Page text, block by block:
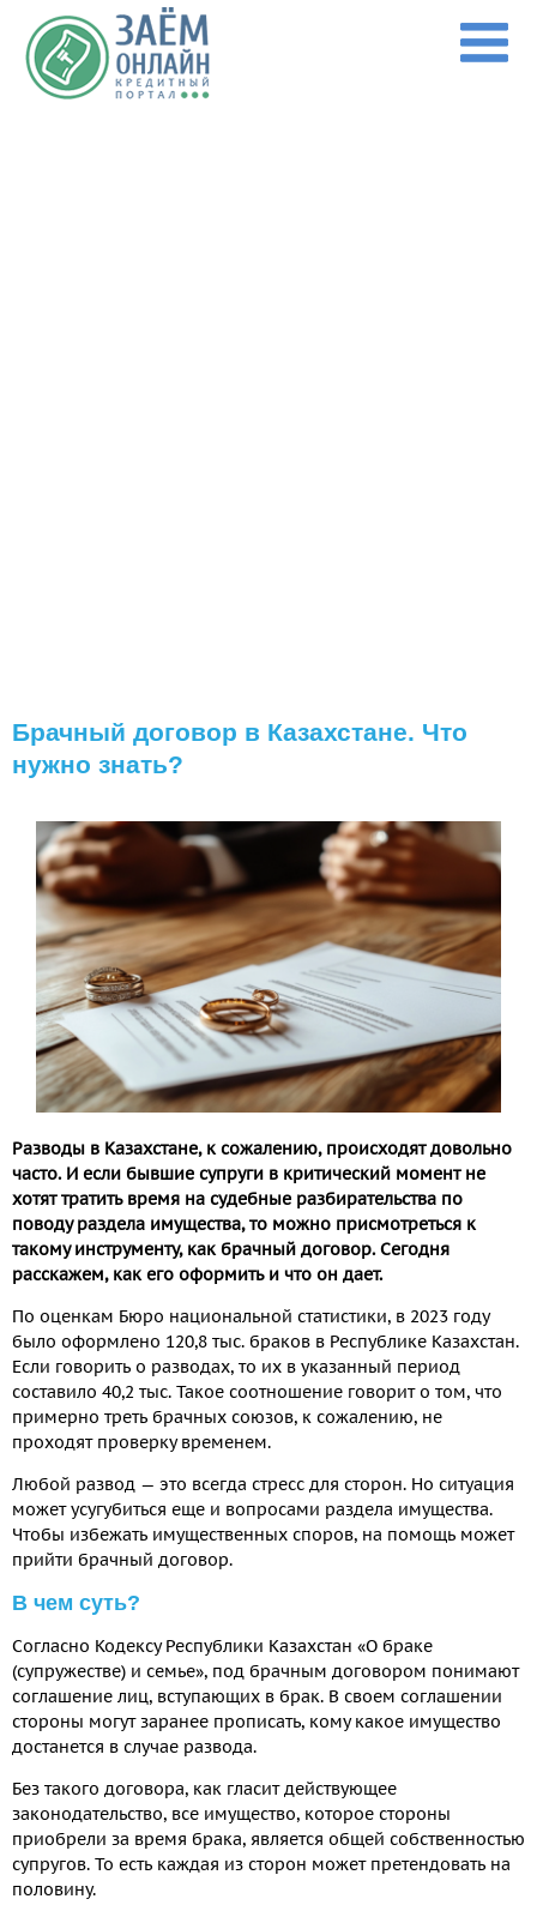
Перейти к основному содержанию
Брачный договор в Казахстане. Что
нужно знать?
Разводы в Казахстане, к сожалению, происходят довольно
часто. И если бывшие супруги в критический момент не
хотят тратить время на судебные разбирательства по
поводу раздела имущества, то можно присмотреться к
такому инструменту, как брачный договор. Сегодня
расскажем, как его оформить и что он дает.
По оценкам Бюро национальной статистики, в 2023 году
было оформлено 120,8 тыс. браков в Республике Казахстан.
Если говорить о разводах, то их в указанный период
составило 40,2 тыс. Такое соотношение говорит о том, что
примерно треть брачных союзов, к сожалению, не
проходят проверку временем.
Любой развод — это всегда стресс для сторон. Но ситуация
может усугубиться еще и вопросами раздела имущества.
Чтобы избежать имущественных споров, на помощь может
прийти брачный договор.
В чем суть?
Согласно Кодексу Республики Казахстан «О браке
(супружестве) и семье», под брачным договором понимают
соглашение лиц, вступающих в брак. В своем соглашении
стороны могут заранее прописать, кому какое имущество
достанется в случае развода.
Без такого договора, как гласит действующее
законодательство, все имущество, которое стороны
приобрели за время брака, является общей собственностью
супругов. То есть каждая из сторон может претендовать на
половину.